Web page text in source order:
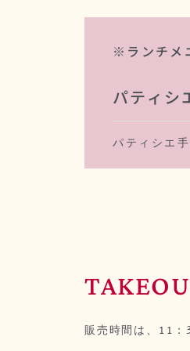
※ランチメ
パティシ
パティシエ
販売時間は、11